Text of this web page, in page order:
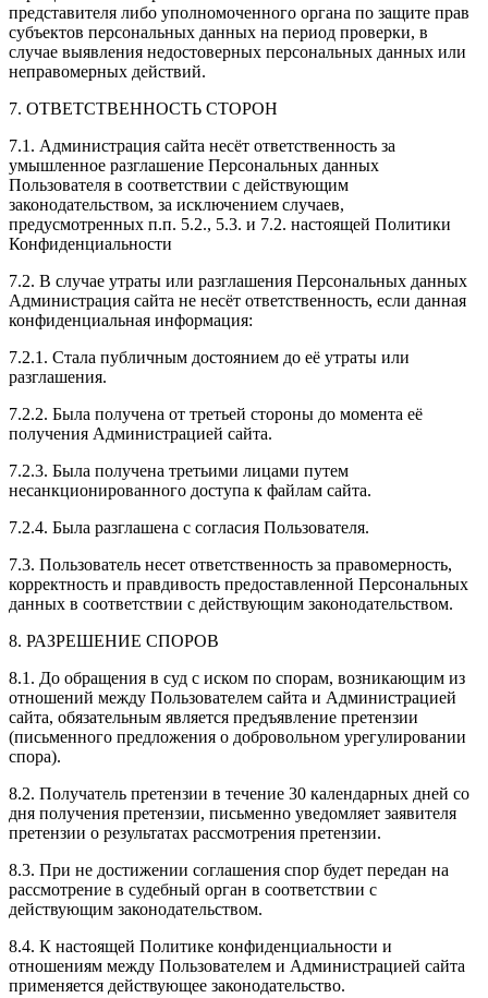
представителя либо уполномоченного органа по защите прав
субъектов персональных данных на период проверки, в
случае выявления недостоверных персональных данных или
неправомерных действий.
7. ОТВЕТСТВЕННОСТЬ СТОРОН
7.1. Администрация сайта несёт ответственность за
умышленное разглашение Персональных данных
Пользователя в соответствии с действующим
законодательством, за исключением случаев,
предусмотренных п.п. 5.2., 5.3. и 7.2. настоящей Политики
Конфиденциальности
7.2. В случае утраты или разглашения Персональных данных
Администрация сайта не несёт ответственность, если данная
конфиденциальная информация:
7.2.1. Стала публичным достоянием до её утраты или
разглашения.
7.2.2. Была получена от третьей стороны до момента её
получения Администрацией сайта.
7.2.3. Была получена третьими лицами путем
несанкционированного доступа к файлам сайта.
7.2.4. Была разглашена с согласия Пользователя.
7.3. Пользователь несет ответственность за правомерность,
корректность и правдивость предоставленной Персональных
данных в соответствии с действующим законодательством.
8. РАЗРЕШЕНИЕ СПОРОВ
8.1. До обращения в суд с иском по спорам, возникающим из
отношений между Пользователем сайта и Администрацией
сайта, обязательным является предъявление претензии
(письменного предложения о добровольном урегулировании
спора).
8.2. Получатель претензии в течение 30 календарных дней со
дня получения претензии, письменно уведомляет заявителя
претензии о результатах рассмотрения претензии.
8.3. При не достижении соглашения спор будет передан на
рассмотрение в судебный орган в соответствии с
действующим законодательством.
8.4. К настоящей Политике конфиденциальности и
отношениям между Пользователем и Администрацией сайта
применяется действующее законодательство.